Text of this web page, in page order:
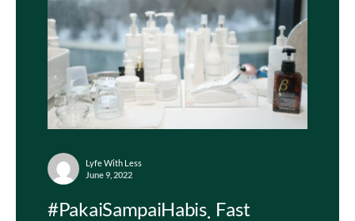
Lyfe With Less
June 9, 2022
#PakaiSampaiHabis Fast